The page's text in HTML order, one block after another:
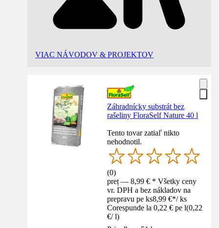
VIAC NÁVODOV & PROJEKTOV
Záhradnícky substrát bez
rašeliny FloraSelf Nature 40 l
Tento tovar zatiaľ nikto
nehodnotil.
(0)
preț — 8,99 € * Všetky ceny
vr. DPH a bez nákladov na
prepravu pe ks8,99 €*/ ks
Corespunde la 0,22 € pe l(0,22
€/ l)